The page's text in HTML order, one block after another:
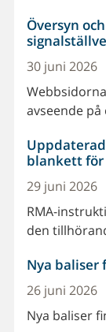
Översyn
30 juni 2026
avseende
blankett
29 juni 2026
RMA-
den
Nya baliser
26 juni 2026
Nya baliser